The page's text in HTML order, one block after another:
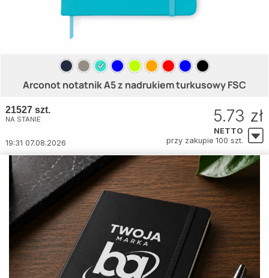
Arconot notatnik A5 z nadrukiem turkusowy FSC
21527 szt.
NA STANIE
19:31 07.08.2026
5.73 zł
NETTO
przy zakupie 100 szt.